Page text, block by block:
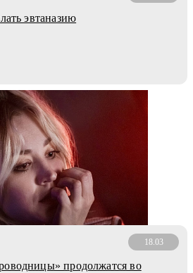
эвтаназию
18.03
продолжатся во